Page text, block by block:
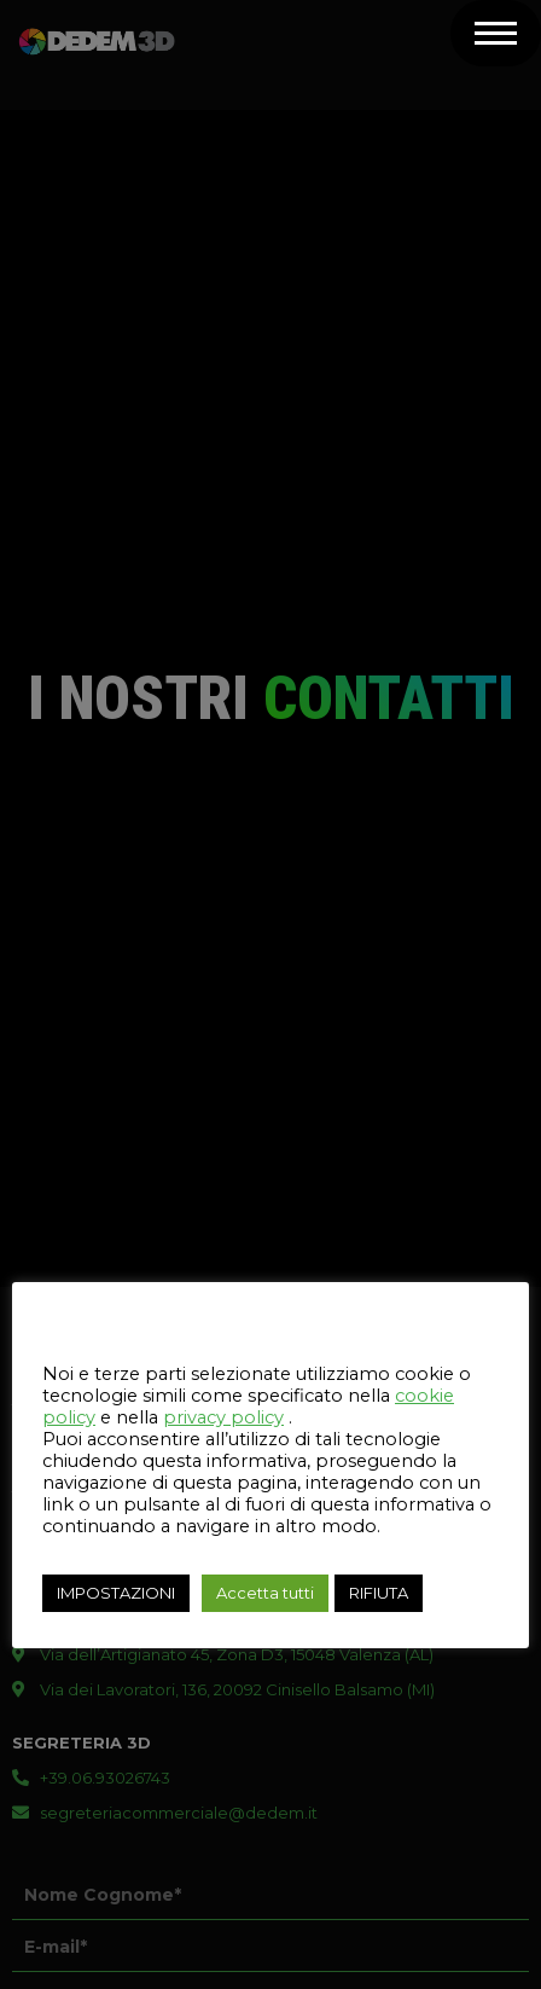
I NOSTRI CONTATTI
Vuoi comprendere meglio qual è la tecnologia 3D più adatta alle
Tue esigenze?
Compila il modulo, gratuitamente e senza impegno.
Ti risponderemo in tempi brevi e potremo sviluppare insieme il
percorso migliore per la Tua Azienda.
COME RAGGIUNGERCI
Via Variante di Cancelliera, 6/8 - 00072 Ariccia (RM)
Via dell’Artigianato 45, Zona D3, 15048 Valenza (AL)
Via dei Lavoratori, 136, 20092 Cinisello Balsamo (MI)
SEGRETERIA 3D
+39.06.93026743
segreteriacommerciale@dedem.it
Noi e terze parti selezionate utilizziamo cookie o
tecnologie simili come specificato nella cookie
policy e nella privacy policy .
Puoi acconsentire all’utilizzo di tali tecnologie
chiudendo questa informativa, proseguendo la
navigazione di questa pagina, interagendo con un
link o un pulsante al di fuori di questa informativa o
continuando a navigare in altro modo.
IMPOSTAZIONI Accetta tutti RIFIUTA